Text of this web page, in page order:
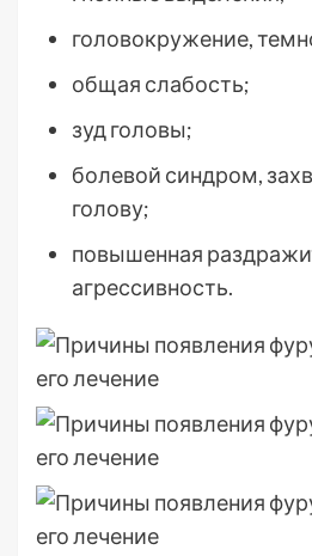
головокружение,
общая слабость;
зуд головы;
болевой синдром,
голову;
повышенная
агрессивность.